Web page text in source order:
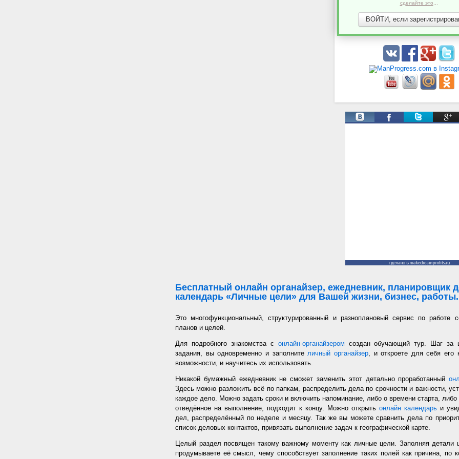
сделайте это
ВОЙТИ, если
Бесплатный онлайн органайзер, ежедневник, планировщик
календарь «Личные цели» для Вашей жизни, бизнес,
Это многофункциональный, структурированный и разноплановый сервис по работе
планов и целей.
Для подробного знакомства с онлайн-органайзером создан обучающий тур. Шаг за
задания, вы одновременно и заполнителичный органайзер, и откроете для себя его
возможности, и научитесь их использовать.
Никакой бумажный ежедневник не сможет заменить этот детально проработанный
Здесь можно разложить всё по папкам, распределить дела по срочности и важности,
каждое дело. Можно задать сроки и включить напоминание, либо о времени старта,
отведённое на выполнение, подходит к концу. Можно открыть онлайн календарь и
дел, распределённый по неделе и месяцу. Так же вы можете сравнить дела по
список деловых контактов, привязать выполнение задач к географической карте.
Целый раздел посвящен такому важному моменту как личные цели. Заполняя детали
продумываете её смысл, чему способствует заполнение таких полей как причина, по